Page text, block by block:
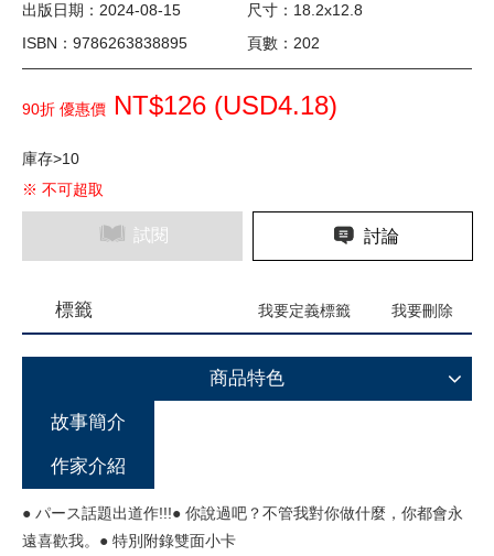
出版日期：2024-08-15
尺寸：18.2x12.8
ISBN：9786263838895
頁數：202
90折 優惠價 NT$126 (USD4.18)
庫存>10
※ 不可超取
試閱 討論
標籤 我要定義標籤 我要刪除
商品特色
故事簡介
作家介紹
● パース話題出道作!!!● 你說過吧？不管我對你做什麼，你都會永
遠喜歡我。● 特別附錄雙面小卡